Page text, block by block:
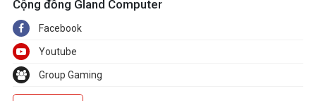
Cộng đồng Gland Computer
Facebook
Youtube
Group Gaming